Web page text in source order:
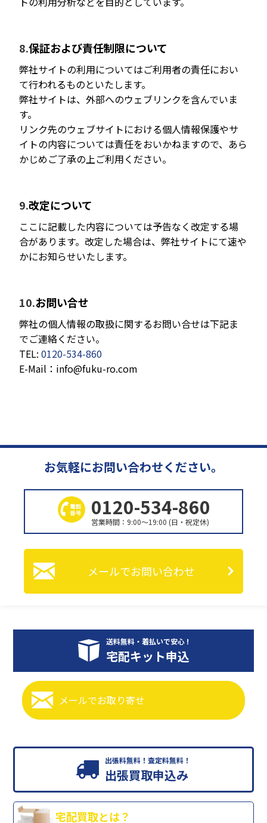
保証および責任制限について
弊社サイトの利用についてはご利用者の責任におい
て行われるものといたします。
弊社サイトは、外部へのウェブリンクを含んでいま
す。
リンク先のウェブサイトにおける個人情報保護やサ
イトの内容については責任をおいかねますので、あら
かじめご了承の上ご利用ください。
改定について
ここに記載した内容については予告なく改定する場
合があります。改定した場合は、弊社サイトにて速や
かにお知らせいたします。
お問い合せ
弊社の個人情報の取扱に関するお問い合せは下記ま
でご連絡ください。
TEL:0120-534-860
E-Mail：info@fuku-ro.com
お気軽にお問い合わせください。
0120-534-860
営業時間：9:00〜19:00 (日・祝定休)
メールでお問い合わせ
送料無料・着払いで安心 !
宅配キット申込
メールでお取り寄せ
出張料無料！査定料無料！
出張買取申込み
宅配買取とは？